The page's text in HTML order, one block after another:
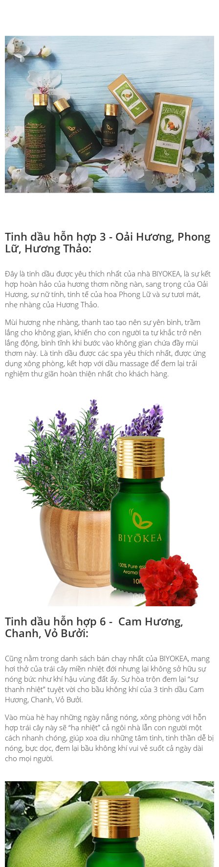
Tinh dầu hỗn hợp 3 - Oải Hương, Phong
Lữ, Hương Thảo:
Đây là tinh dầu được yêu thích nhất của nhà BIYOKEA, là sự kết
hợp hoàn hảo của hương thơm nồng nàn, sang trọng của Oải
Hương, sự nữ tính, tinh tế của hoa Phong Lữ và sự tươi mát,
nhẹ nhàng của Hương Thảo.
Mùi hương nhẹ nhàng, thanh tao tạo nên sự yên bình, trầm
lắng cho không gian, khiến cho con người ta tự khắc trở nên
lắng động, bình tĩnh khi bước vào không gian chứa đầy mùi
thơm này. Là tinh dầu được các spa yêu thích nhất, được ứng
dụng xông phòng, kết hợp với dầu massage để đem lại trải
nghiệm thư giãn hoàn thiện nhất cho khách hàng.
Tinh dầu hỗn hợp 6 - Cam Hương,
Chanh, Vỏ Bưởi:
Cũng nằm trong danh sách bán chạy nhất của BIYOKEA, mang
hơi thở của trái cây miền nhiệt đới nhưng lại không sở hữu sự
nóng bức như khí hậu vùng đất ấy. Sự hòa trộn đem lại “sự
thanh nhiệt” tuyệt vời cho bầu không khí của 3 tinh dầu Cam
Hương, Chanh, Vỏ Bưởi.
Vào mùa hè hay những ngày nắng nóng, xông phòng với hỗn
hợp trái cây này sẽ “hạ nhiệt” cả ngôi nhà lẫn con người một
cách nhanh chóng, giúp xoa dịu những tâm tình, tinh thần dễ bị
nóng, bực dọc, đem lại bầu không khí vui vẻ suốt cả ngày dài
cho mọi người.